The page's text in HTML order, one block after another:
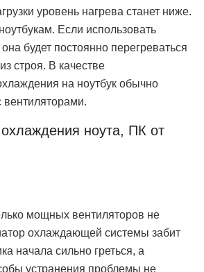
уровень нагрева станет ниже.
Если использовать
будет постоянно перегреваться
строя. В качестве
на ноутбук обычно
вентиляторами.
ноута, ПК от
мощных вентиляторов не
охлаждающей системы забит
начала сильно греться, а
устранения проблемы не